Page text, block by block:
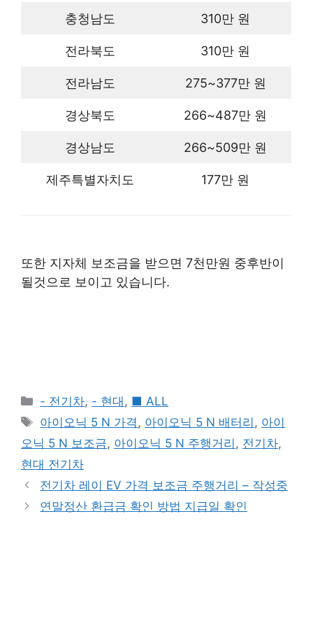
충청남도 310만 원
전라북도 310만 원
전라남도 275~377만 원
경상북도 266~487만 원
경상남도 266~509만 원
제주특별자치도 177만 원
또한 지자체 보조금을 받으면 7천만원 중후반이
될것으로 보이고 있습니다.
Categories
- 전기차, - 현대 , ■ ALL
Tags
아이오닉 5 N 가격, 아이오닉 5 N 배터리 , 아이
오닉 5 N 보조금, 아이오닉 5 N 주행거리 , 전기차,
현대 전기차
전기차 레이 EV 가격 보조금 주행거리 – 작성중
연말정산 환급금 확인 방법 지급일 확인